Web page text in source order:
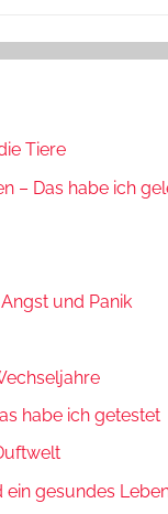
Tiere
– Das habe ich
und Panik
habe ich getestet
gesundes